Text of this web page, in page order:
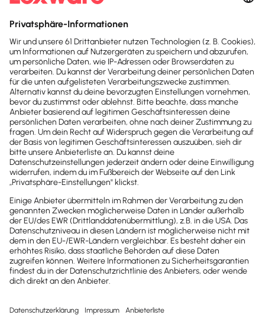
Buchhaltung & Finanzen
Investitions­rechnung: Lohnt sich die
Anschaffung?
Mit einer Investitions­rechnung prüfst du vorab, ob
sich Maschinen oder Fahrzeuge wirklich rentieren.
So entscheidest du sicher.
Lesezeit 9 Minuten